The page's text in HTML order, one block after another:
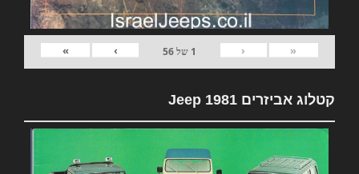
«
‹
1 של56
›
»
קטלוג אביזרים 1981 Jeep